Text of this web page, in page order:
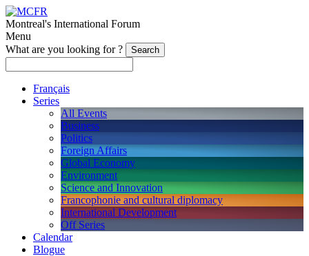
Montreal's International Forum
Menu
What are you looking for ?
Français
Series
All Events
Business
Politics
Foreign Affairs
Global Economy
Environment
Science and Innovation
Francophonie and cultural diplomacy
International Development
Off Series
Calendar
Blogue